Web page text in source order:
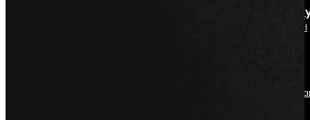
Tudja, hogyan kell
ellenőrzési